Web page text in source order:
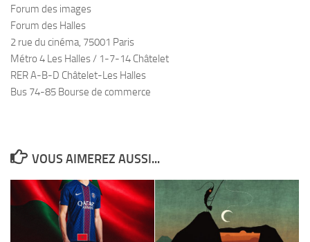
Forum des images
Forum des Halles
2 rue du cinéma, 75001 Paris
Métro 4 Les Halles / 1-7-14 Châtelet
RER A-B-D Châtelet-Les Halles
Bus 74-85 Bourse de commerce
VOUS AIMEREZ AUSSI...